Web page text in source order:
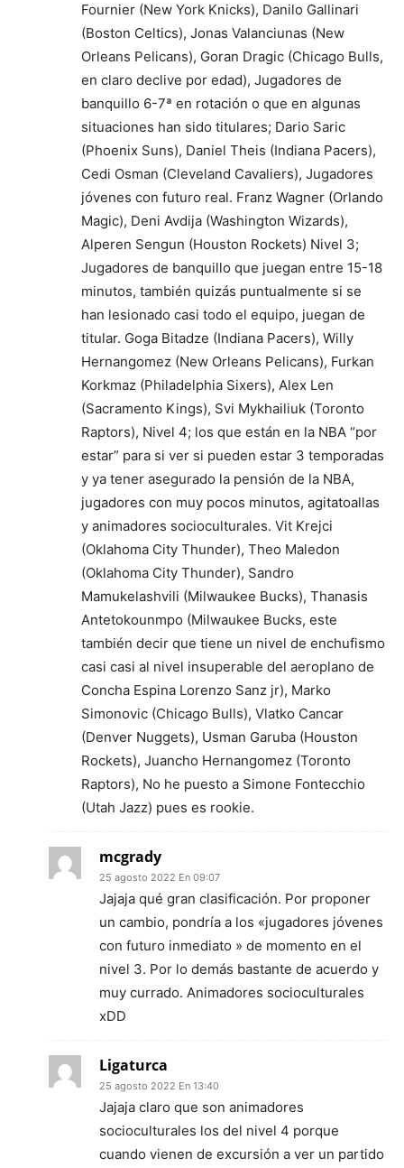
Fournier (New York Knicks), Danilo Gallinari
(Boston Celtics), Jonas Valanciunas (New
Orleans Pelicans), Goran Dragic (Chicago Bulls,
en claro declive por edad), Jugadores de
banquillo 6-7ª en rotación o que en algunas
situaciones han sido titulares; Dario Saric
(Phoenix Suns), Daniel Theis (Indiana Pacers),
Cedi Osman (Cleveland Cavaliers), Jugadores
jóvenes con futuro real. Franz Wagner (Orlando
Magic), Deni Avdija (Washington Wizards),
Alperen Sengun (Houston Rockets) Nivel 3;
Jugadores de banquillo que juegan entre 15-18
minutos, también quizás puntualmente si se
han lesionado casi todo el equipo, juegan de
titular. Goga Bitadze (Indiana Pacers), Willy
Hernangomez (New Orleans Pelicans), Furkan
Korkmaz (Philadelphia Sixers), Alex Len
(Sacramento Kings), Svi Mykhailiuk (Toronto
Raptors), Nivel 4; los que están en la NBA “por
estar” para si ver si pueden estar 3 temporadas
y ya tener asegurado la pensión de la NBA,
jugadores con muy pocos minutos, agitatoallas
y animadores socioculturales. Vit Krejci
(Oklahoma City Thunder), Theo Maledon
(Oklahoma City Thunder), Sandro
Mamukelashvili (Milwaukee Bucks), Thanasis
Antetokounmpo (Milwaukee Bucks, este
también decir que tiene un nivel de enchufismo
casi casi al nivel insuperable del aeroplano de
Concha Espina Lorenzo Sanz jr), Marko
Simonovic (Chicago Bulls), Vlatko Cancar
(Denver Nuggets), Usman Garuba (Houston
Rockets), Juancho Hernangomez (Toronto
Raptors), No he puesto a Simone Fontecchio
(Utah Jazz) pues es rookie.
mcgrady
25 agosto 2022 En 09:07
Jajaja qué gran clasificación. Por proponer
un cambio, pondría a los «jugadores jóvenes
con futuro inmediato » de momento en el
nivel 3. Por lo demás bastante de acuerdo y
muy currado. Animadores socioculturales
xDD
Ligaturca
25 agosto 2022 En 13:40
Jajaja claro que son animadores
socioculturales los del nivel 4 porque
cuando vienen de excursión a ver un partido